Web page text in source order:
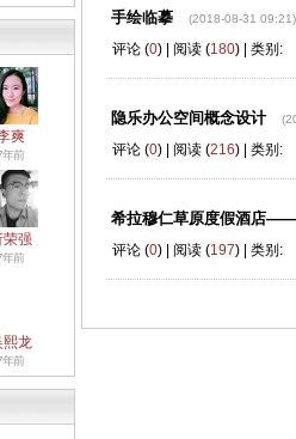
爽
年前
荣强
年前
熙龙
年前
手绘临摹 (2018-08-31 09:21)
评论 (0) | 阅读 (180) | 类别:
隐乐办公空间概念设计
评论 (0) | 阅读 (216) | 类别:
希拉穆仁草原度假酒店
评论 (0) | 阅读 (197) | 类别: